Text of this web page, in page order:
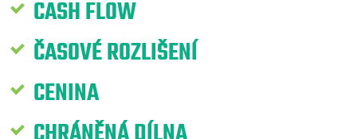
CASH FLOW
ČASOVÉ ROZLIŠENÍ
CENINA